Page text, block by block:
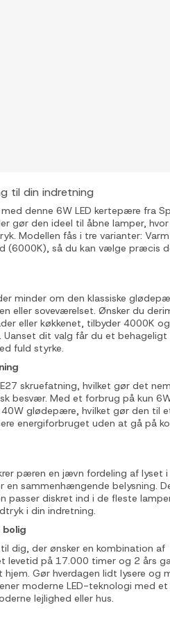
til din indretning
denne 6W LED kertepære fra
gør den ideel til åbne lamper,
Modellen fås i tre varianter:
(6000K), så du kan vælge præcis
minder om den klassiske
eller soveværelset. Ønsker du
eller køkkenet, tilbyder 4000K
dit valg får du et behageligt
fuld styrke.
skruefatning, hvilket gør det
besvær. Med et forbrug på kun
glødepære, hvilket gør den til
energiforbruget uden at gå på
pæren en jævn fordeling af lyset i
en sammenhængende belysning.
passer diskret ind i de fleste
i din indretning.
bolig
dig, der ønsker en kombination af
på 17.000 timer og 2 års
Gør hverdagen lidt lysere og
moderne LED-teknologi med
lejlighed eller hus.